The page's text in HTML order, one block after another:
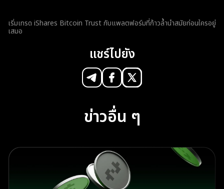
เริ่มเทรด iShares Bitcoin Trust กับแพลตฟอร์มที่ก้าวล้ำนำสมัยก่อนใครอยู่
เสมอ
แชร์ไปยัง
ข่าวอื่น ๆ